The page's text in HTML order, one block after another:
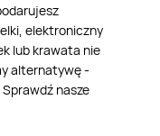
elektroniczny
lub krawata nie
alternatywę -
nasze